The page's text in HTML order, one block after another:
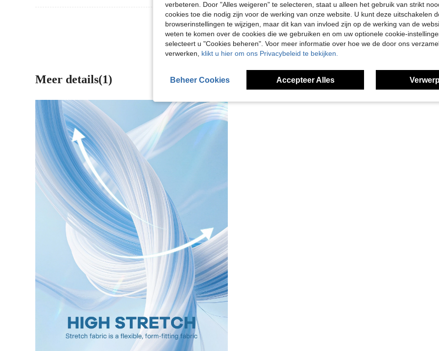
Meer Beoordelingen Bekijken
Meer details(1)
verbeteren. Door "Alles weigeren" te selecteren, staat u alleen het gebruik van strikt
cookies toe die nodig zijn voor de werking van onze website. U kunt deze uitschakelen
browserinstellingen te wijzigen, maar dit kan van invloed zijn op de werking van de
weten te komen over de cookies die we gebruiken en om uw optionele cookie-
selecteert u "Cookies beheren". Voor meer informatie over hoe we de door ons
verwerken, klikt u hier om ons Privacybeleid te bekijken.
Beheer Cookies Accepteer Alles